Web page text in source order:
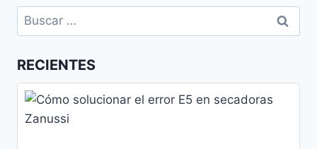
Buscar:
RECIENTES